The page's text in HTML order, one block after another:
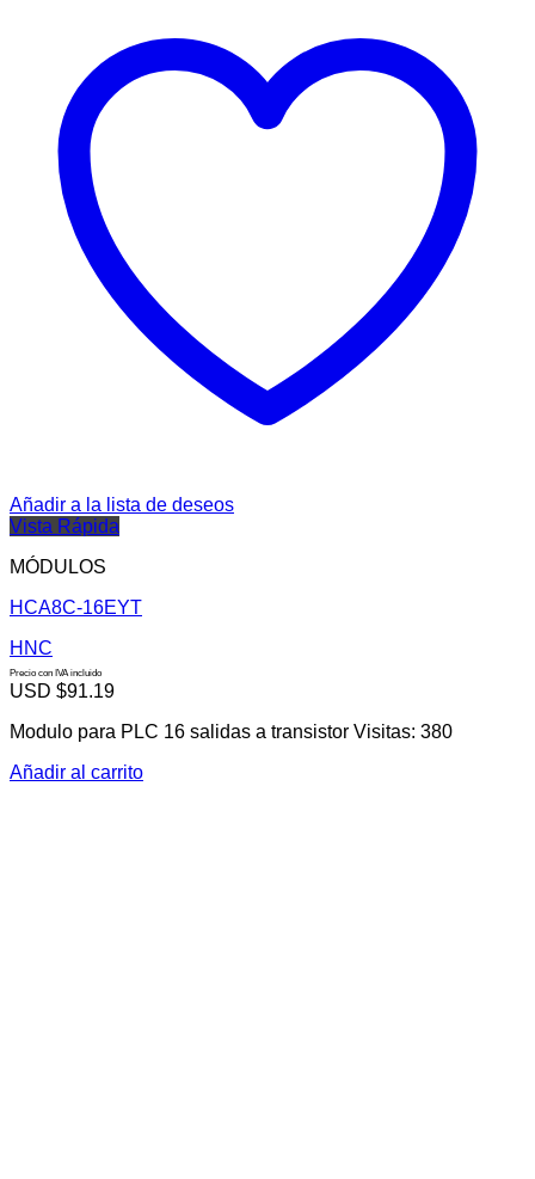
Añadir a la lista de deseos
Vista Rápida
MÓDULOS
HCA8C-16EYT
HNC
Precio con IVA incluido
USD $91.19
Modulo para PLC 16 salidas a transistor Visitas: 380
Añadir al carrito